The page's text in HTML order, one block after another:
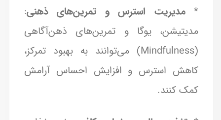
*مدیریت استرس و تمرین‌های ذهنی:
مدیتیشن، یوگا و تمرین‌های ذهن‌آگاهی
(Mindfulness) می‌توانند به بهبود تمرکز،
کاهش استرس و افزایش احساس آرامش
کمک کنند.